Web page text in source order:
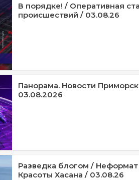
В порядке! / Оперативная
происшествий / 03.08.26
Панорама. Новости
03.08.2026
Разведка блогом /
Красоты Хасана / 03.08.26